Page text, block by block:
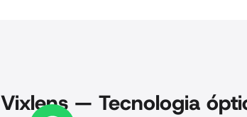
Vixlens — Tecnologia